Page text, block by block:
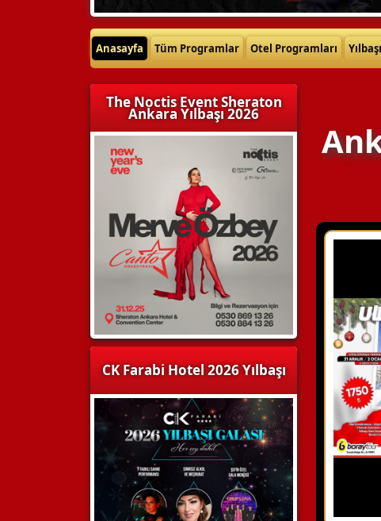
Anasayfa Tüm Programlar Otel Programları
The Noctis Event Sheraton
Ankara Yılbaşı 2026
CK Farabi Hotel 2026 Yılbaşı